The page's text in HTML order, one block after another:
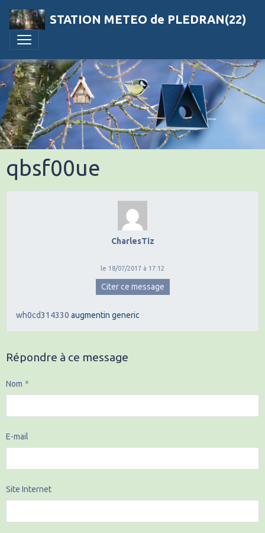
STATION METEO de PLEDRAN(22)
qbsf00ue
CharlesTiz
le 18/07/2017 à 17:12
Citer ce message
wh0cd314330 augmentin generic
Répondre à ce message
Nom
E-mail
Site Internet